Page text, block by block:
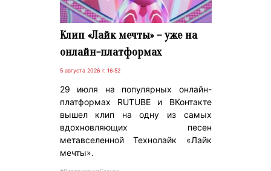
Клип «Лайк мечты» – уже на
онлайн-платформах
5 августа 2026 г. 16:52
29 июля на популярных онлайн-
платформах RUTUBE и ВКонтакте
вышел клип на одну из самых
вдохновляющих песен
метавселенной Технолайк «Лайк
мечты».